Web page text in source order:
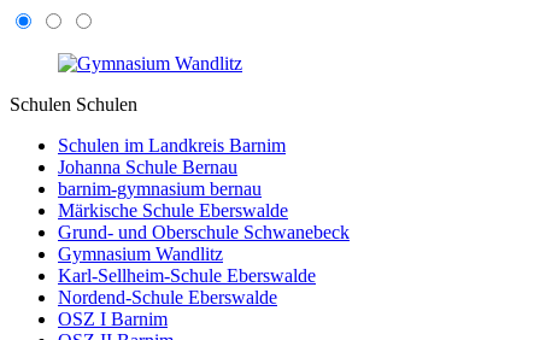
Schulen Schulen
Schulen im Landkreis Barnim
Johanna Schule Bernau
barnim-gymnasium bernau
Märkische Schule Eberswalde
Grund- und Oberschule Schwanebeck
Gymnasium Wandlitz
Karl-Sellheim-Schule Eberswalde
Nordend-Schule Eberswalde
OSZ I Barnim